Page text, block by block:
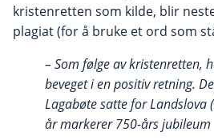
kristenretten som kilde, blir
plagiat (for å bruke et ord som
– Som følge av kristenretten,
beveget i en positiv retning.
Lagabøte satte for Landslova
år markerer 750-års jubileum